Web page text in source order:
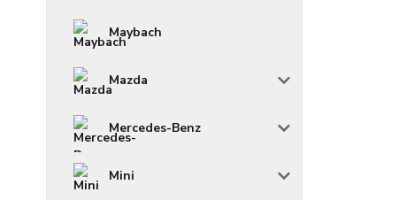
Maybach
Mazda
Mercedes-Benz
Mini